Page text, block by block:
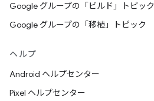
Google グループの「ビルド」トピック
Google グループの「移植」トピック
ヘルプ
Android ヘルプセンター
Pixel ヘルプセンター